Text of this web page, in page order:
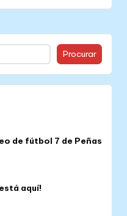
Procurar
de fútbol 7 de Peñas
aquí!